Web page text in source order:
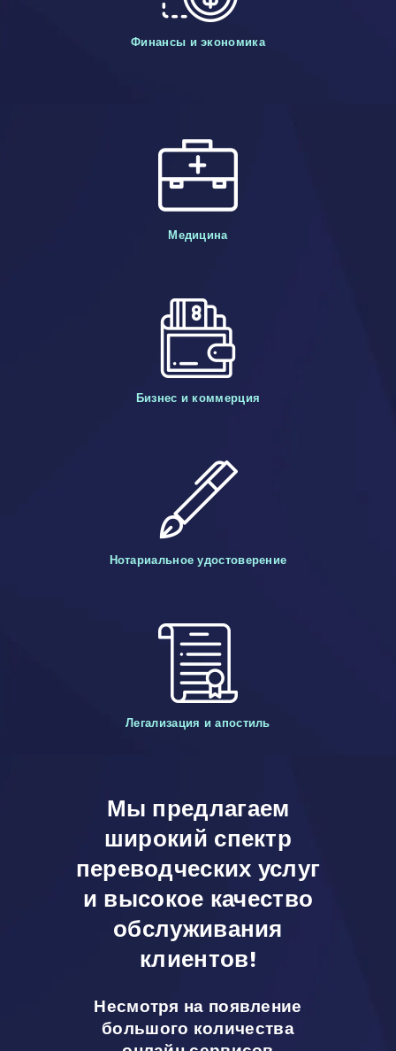
Финансы и экономика
Медицина
Бизнес и коммерция
Нотариальное удостоверение
Легализация и апостиль
Мы предлагаем
широкий спектр
переводческих услуг
и высокое качество
обслуживания
клиентов!
Несмотря на появление
большого количества